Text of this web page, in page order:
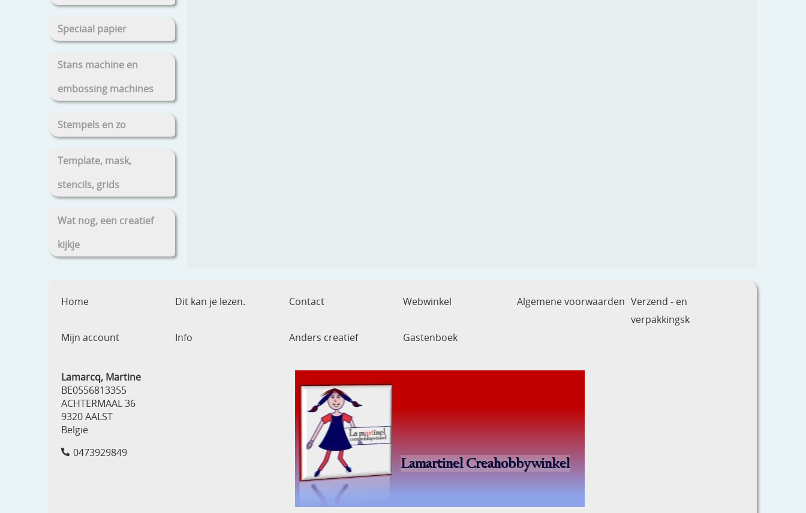
Speciaal papier
Stans machine en
embossing machines
Stempels en zo
Template, mask,
stencils, grids
Wat nog, een creatief
kijkje
Home Dit kan je lezen. Contact Webwinkel Algemene voorwaarden Verzend - en
verpakkingsk
Mijn account
Info Anders creatief Gastenboek
Lamarcq, Martine
BE0556813355
ACHTERMAAL 36
9320 AALST
België
0473929849